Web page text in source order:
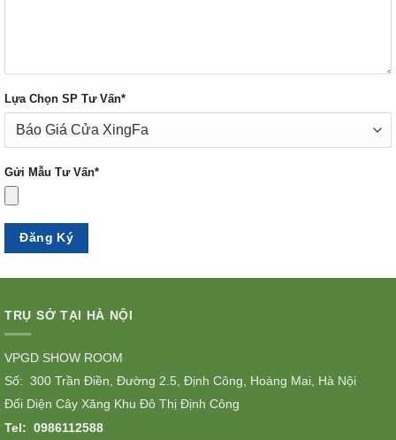
Lựa Chọn SP Tư Vấn*
Gửi Mẫu Tư Vấn*
TRỤ SỞ TẠI HÀ NỘI
VPGD SHOW ROOM
Số: 300 Trần Điền, Đường 2.5, Định Công, Hoàng Mai, Hà Nội
Đối Diện Cây Xăng Khu Đô Thị Định Công
Tel: 0986112588